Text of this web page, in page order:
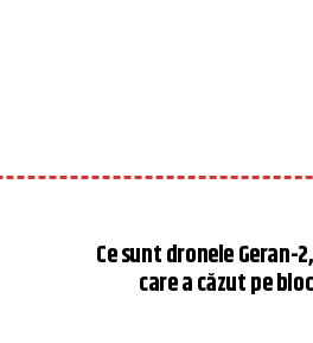
Ce sunt dronele Geran-
care a căzut pe